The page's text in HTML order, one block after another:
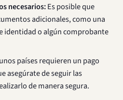
necesarios:Es posible que
adicionales, como una
identidad o algún comprobante
países requieren un pago
asegúrate de seguir las
de manera segura.